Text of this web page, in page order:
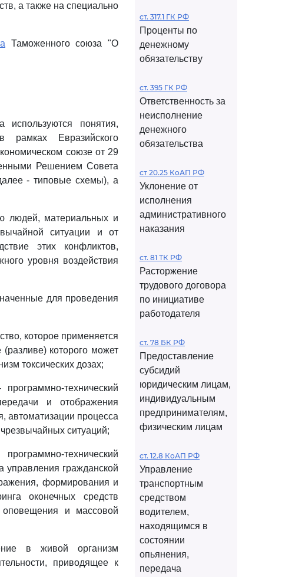
а также на специально
Таможенного союза "О
используются понятия,
рамках Евразийского
союзе от 29
Решением Совета
- типовые схемы), а
людей, материальных и
ситуации и от
этих конфликтов,
уровня воздействия
для проведения
которое применяется
которого может
токсических дозах;
технический
и отображения
автоматизации процесса
ситуаций;
технический
гражданской
формирования и
оконечных средств
и массовой
в живой организм
приводящее к
ст. 317.1 ГК РФ
Проценты по
денежному
обязательству
ст. 395 ГК РФ
Ответственность за
неисполнение
денежного
обязательства
ст 20.25 КоАП РФ
Уклонение от
исполнения
административного
наказания
ст. 81 ТК РФ
Расторжение
трудового договора
по инициативе
работодателя
ст. 78 БК РФ
Предоставление
субсидий
юридическим лицам,
индивидуальным
предпринимателям,
физическим лицам
ст. 12.8 КоАП РФ
Управление
транспортным
средством
водителем,
находящимся в
состоянии
опьянения,
передача